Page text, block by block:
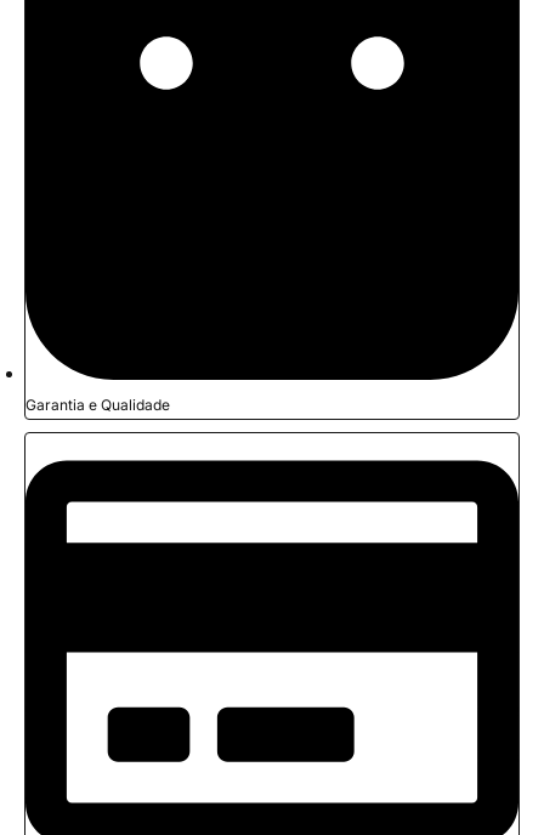
Garantia e Qualidade